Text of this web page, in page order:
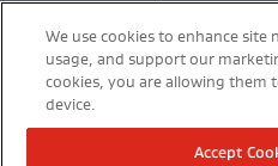
Impostazione dei cookie
Termini di utilizzo
Modern Slavery Act
We use cookies to enhance site
usage, and support our
cookies, you are allowing them
device.
Accept